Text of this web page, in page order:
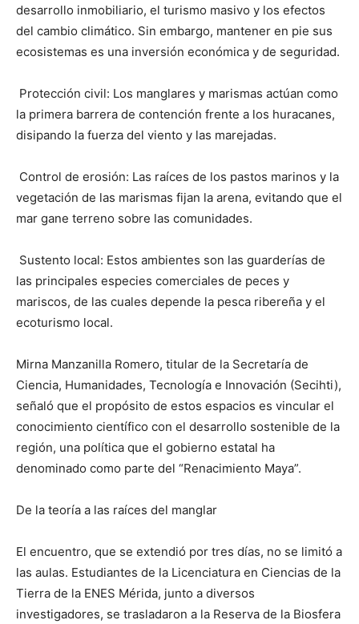
desarrollo inmobiliario, el turismo masivo y los efectos
del cambio climático. Sin embargo, mantener en pie sus
ecosistemas es una inversión económica y de seguridad.
Protección civil: Los manglares y marismas actúan como
la primera barrera de contención frente a los huracanes,
disipando la fuerza del viento y las marejadas.
Control de erosión: Las raíces de los pastos marinos y la
vegetación de las marismas fijan la arena, evitando que el
mar gane terreno sobre las comunidades.
Sustento local: Estos ambientes son las guarderías de
las principales especies comerciales de peces y
mariscos, de las cuales depende la pesca ribereña y el
ecoturismo local.
Mirna Manzanilla Romero, titular de la Secretaría de
Ciencia, Humanidades, Tecnología e Innovación (Secihti),
señaló que el propósito de estos espacios es vincular el
conocimiento científico con el desarrollo sostenible de la
región, una política que el gobierno estatal ha
denominado como parte del “Renacimiento Maya”.
De la teoría a las raíces del manglar
El encuentro, que se extendió por tres días, no se limitó a
las aulas. Estudiantes de la Licenciatura en Ciencias de la
Tierra de la ENES Mérida, junto a diversos
investigadores, se trasladaron a la Reserva de la Biosfera